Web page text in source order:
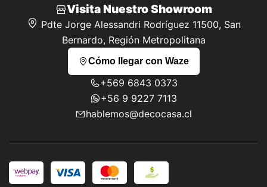
Visita Nuestro Showroom
Pdte Jorge Alessandri Rodríguez 11500, San
Bernardo, Región Metropolitana
Cómo llegar con Waze
+569 6843 0373
+56 9 9227 7113
hablemos@decocasa.cl